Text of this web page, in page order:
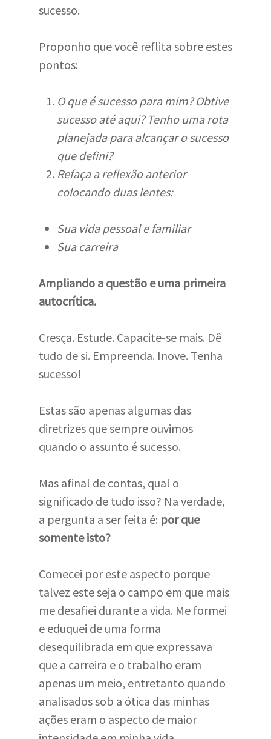
sucesso.
Proponho que você reflita sobre estes
pontos:
O que é sucesso para mim? Obtive
sucesso até aqui? Tenho uma rota
planejada para alcançar o sucesso
que defini?
Refaça a reflexão anterior
colocando duas lentes:
Sua vida pessoal e familiar
Sua carreira
Ampliando a questão e uma primeira
autocrítica.
Cresça. Estude. Capacite-se mais. Dê
tudo de si. Empreenda. Inove. Tenha
sucesso!
Estas são apenas algumas das
diretrizes que sempre ouvimos
quando o assunto é sucesso.
Mas afinal de contas, qual o
significado de tudo isso? Na verdade,
a pergunta a ser feita é: por que
somente isto?
Comecei por este aspecto porque
talvez este seja o campo em que mais
me desafiei durante a vida. Me formei
e eduquei de uma forma
desequilibrada em que expressava
que a carreira e o trabalho eram
apenas um meio, entretanto quando
analisados sob a ótica das minhas
ações eram o aspecto de maior